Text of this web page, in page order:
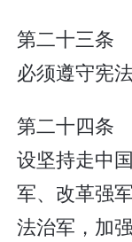
第二十三条
必须遵守宪
第二十四条
设坚持走中
军、改革强
法治军，加